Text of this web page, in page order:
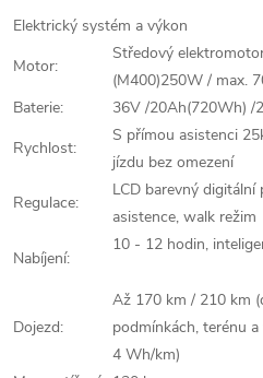
Elektrický systém a výkon
Motor:
Středový
(M400)250W / max.
Baterie:
36V /20Ah(720Wh) /
Rychlost:
S přímou asistenci
jízdu bez omezení
Regulace:
LCD barevný digitální
asistence, walk režim
Nabíjení:
10 - 12 hodin,
Dojezd:
Až 170 km / 210 km
podmínkách, terénu
4 Wh/km)